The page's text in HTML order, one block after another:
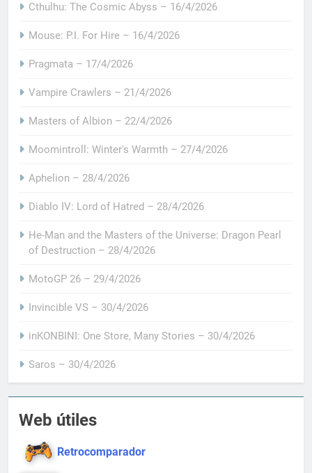
Cthulhu: The Cosmic Abyss – 16/4/2026
Mouse: P.I. For Hire – 16/4/2026
Pragmata – 17/4/2026
Vampire Crawlers – 21/4/2026
Masters of Albion – 22/4/2026
Moomintroll: Winter's Warmth – 27/4/2026
Aphelion – 28/4/2026
Diablo IV: Lord of Hatred – 28/4/2026
He-Man and the Masters of the Universe: Dragon Pearl
of Destruction – 28/4/2026
MotoGP 26 – 29/4/2026
Invincible VS – 30/4/2026
inKONBINI: One Store, Many Stories – 30/4/2026
Saros – 30/4/2026
Web útiles
Retrocomparador